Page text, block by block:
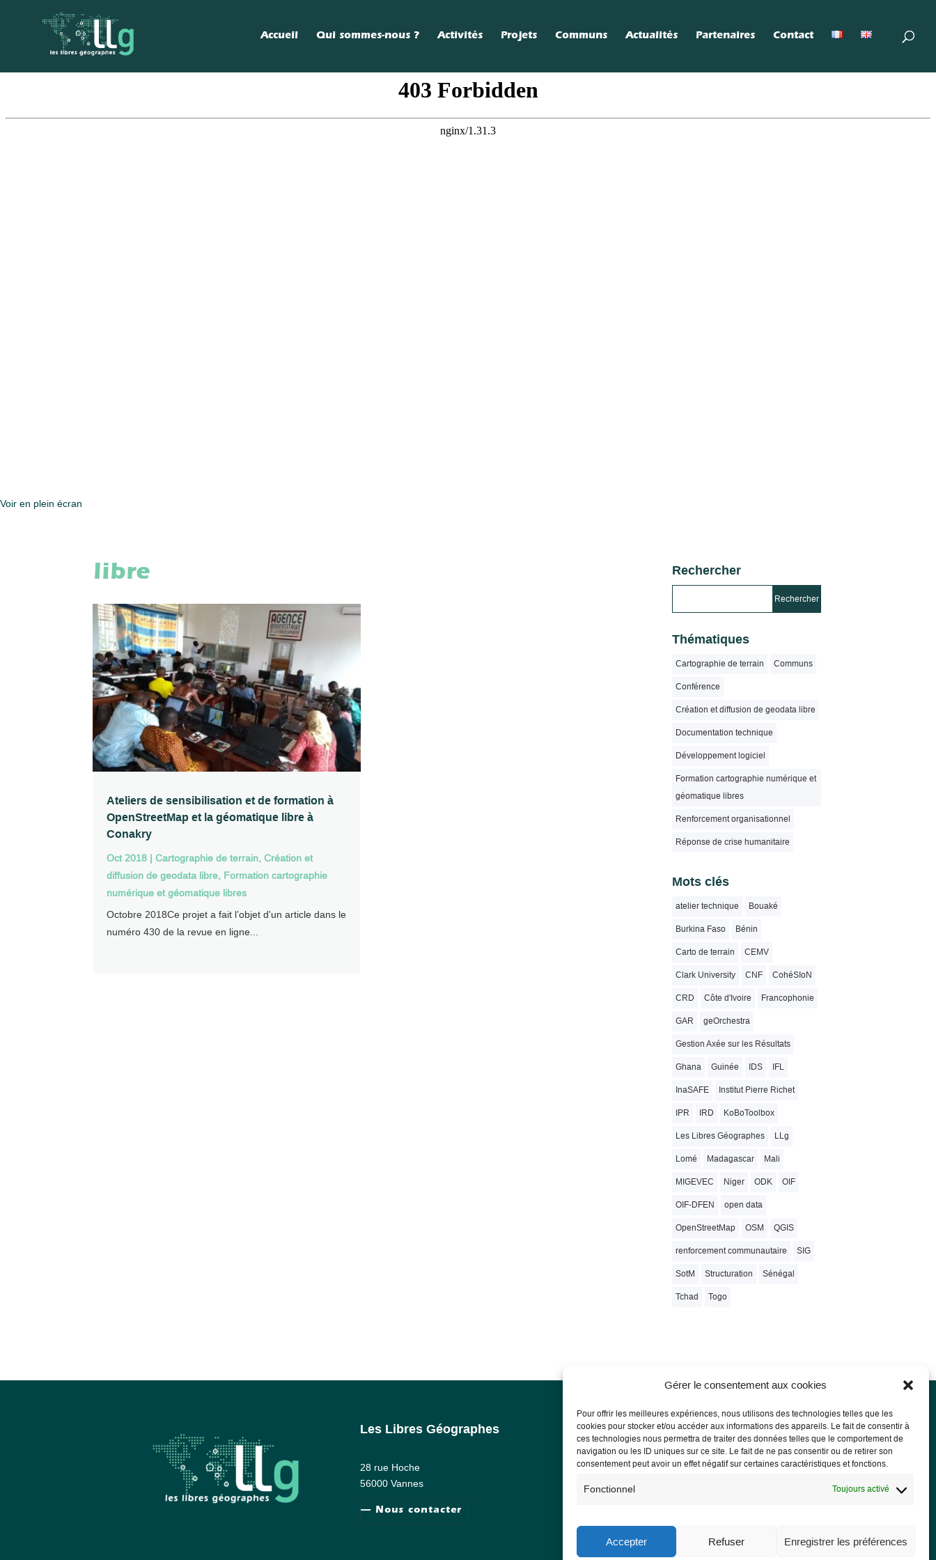
Gérer le consentement aux cookies
Pour offrir les meilleures expériences, nous utilisons des technologies telles que les
cookies pour stocker et/ou accéder aux informations des appareils. Le fait de consentir à
ces technologies nous permettra de traiter des données telles que le comportement de
navigation ou les ID uniques sur ce site. Le fait de ne pas consentir ou de retirer son
consentement peut avoir un effet négatif sur certaines caractéristiques et fonctions.
Fonctionnel Toujours activé
Accepter Refuser Enregistrer les préférences
Accueil Qui sommes-nous ? Activités Projets Communs Actualités Partenaires Contact
Voir en plein écran
libre
Ateliers de sensibilisation et de formation à
OpenStreetMap et la géomatique libre à
Conakry
Oct 2018 |Cartographie de terrain,Création et
diffusion de geodata libre, Formation cartographie
numérique et géomatique libres
Octobre 2018Ce projet a fait l’objet d'un article dans le
numéro 430 de la revue en ligne...
Rechercher
Thématiques
Cartographie de terrain Communs
Conférence
Création et diffusion de geodata libre
Documentation technique
Développement logiciel
Formation cartographie numérique et
géomatique libres
Renforcement organisationnel
Réponse de crise humanitaire
Mots clés
atelier technique Bouaké
Burkina Faso Bénin
Carto de terrain CEMV
Clark University CNF CohéSIoN
CRD Côte d'Ivoire Francophonie
GAR geOrchestra
Gestion Axée sur les Résultats
Ghana Guinée IDS IFL
InaSAFE Institut Pierre Richet
IPR IRD KoBoToolbox
Les Libres Géographes LLg
Lomé Madagascar Mali
MIGEVEC Niger ODK OIF
OIF-DFEN open data
OpenStreetMap OSM QGIS
renforcement communautaire SIG
SotM Structuration Sénégal
Tchad Togo
Les Libres Géographes
28 rue Hoche
56000 Vannes
— Nous contacter
Informations légales
Mentions légales